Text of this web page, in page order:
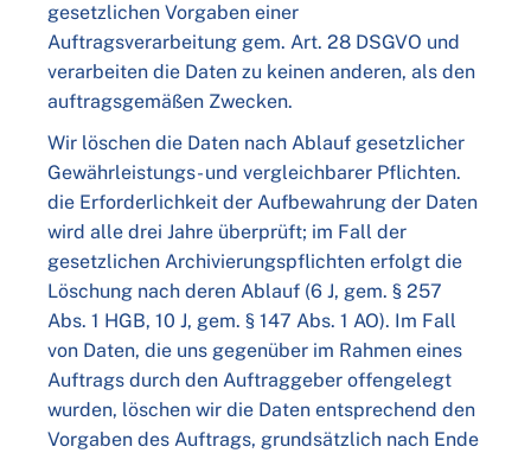
gesetzlichen Vorgaben einer
Auftragsverarbeitung gem. Art. 28 DSGVO und
verarbeiten die Daten zu keinen anderen, als den
auftragsgemäßen Zwecken.
Wir löschen die Daten nach Ablauf gesetzlicher
Gewährleistungs- und vergleichbarer Pflichten.
die Erforderlichkeit der Aufbewahrung der Daten
wird alle drei Jahre überprüft; im Fall der
gesetzlichen Archivierungspflichten erfolgt die
Löschung nach deren Ablauf (6 J, gem. § 257
Abs. 1 HGB, 10 J, gem. § 147 Abs. 1 AO). Im Fall
von Daten, die uns gegenüber im Rahmen eines
Auftrags durch den Auftraggeber offengelegt
wurden, löschen wir die Daten entsprechend den
Vorgaben des Auftrags, grundsätzlich nach Ende